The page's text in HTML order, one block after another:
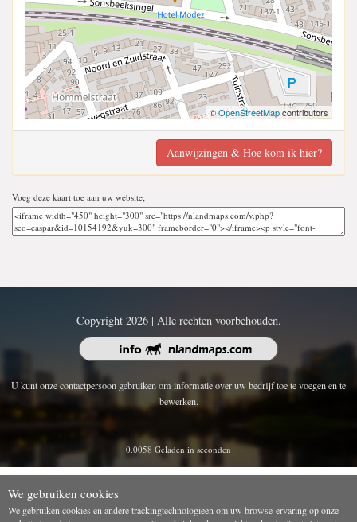
©OpenStreetMapcontributors
Aanwijzingen & Hoe kom ik hier?
Voeg deze kaart toe aan uw website;
Copyright 2026 | Alle rechten voorbehouden.
U kunt onze contactpersoon gebruiken om informatie over uw bedrijf toe te voegen en te
bewerken.
0.0058 Geladen in seconden
We gebruiken cookies
We gebruiken cookies en andere trackingtechnologieën om uw browse-ervaring op onze